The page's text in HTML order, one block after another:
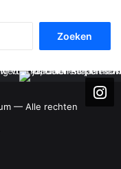
— Alle rechten